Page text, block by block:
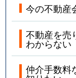
今の不動産
不動産を売
わからない
仲介手数料